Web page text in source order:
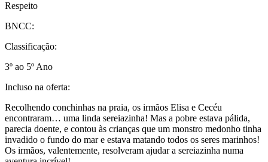
Respeito
BNCC:
Classificação:
3º ao 5º Ano
Incluso na oferta:
Recolhendo conchinhas na praia, os irmãos Elisa e Cecéu
encontraram… uma linda sereiazinha! Mas a pobre estava pálida,
parecia doente, e contou às crianças que um monstro medonho tinha
invadido o fundo do mar e estava matando todos os seres marinhos!
Os irmãos, valentemente, resolveram ajudar a sereiazinha numa